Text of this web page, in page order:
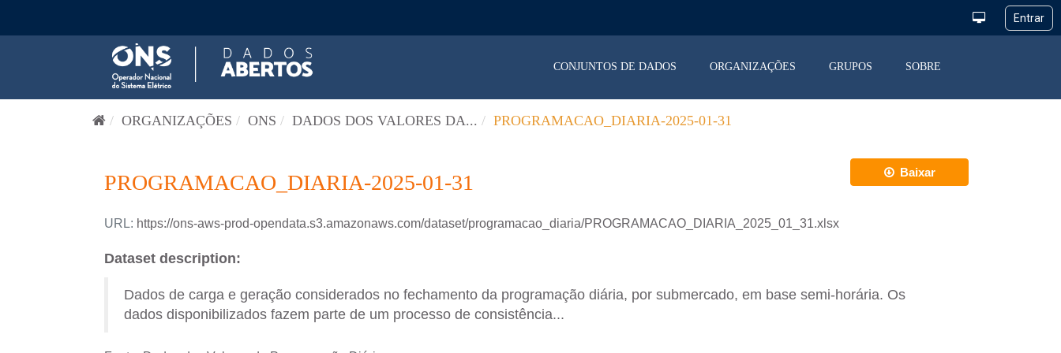
CONJUNTOS DE DADOS ORGANIZAÇÕES GRUPOS SOBRE
ORGANIZAÇÕES ONS DADOS DOS VALORES DA... PROGRAMACAO_DIARIA-2025-01-31
Baixar
PROGRAMACAO_DIARIA-2025-01-31
URL: https://ons-aws-prod-opendata.s3.amazonaws.com/dataset/programacao_diaria/PROGRAMACAO_DIARIA_2025_01_31.xlsx
Dataset description:
Dados de carga e geração considerados no fechamento da programação diária, por submercado, em base semi-horária. Os
dados disponibilizados fazem parte de um processo de consistência...